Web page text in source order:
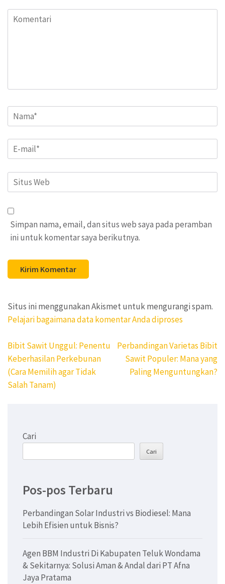
Komentari
Name*
Email*
Situs
Web
Simpan nama, email, dan situs web saya pada peramban
ini untuk komentar saya berikutnya.
Situs ini menggunakan Akismet untuk mengurangi spam.
Pelajari bagaimana data komentar Anda diproses
Navigasi
pos
Bibit Sawit Unggul: Penentu
Keberhasilan Perkebunan
(Cara Memilih agar Tidak
Salah Tanam)
Perbandingan Varietas Bibit
Sawit Populer: Mana yang
Paling Menguntungkan?
Cari
Cari
Pos-pos Terbaru
Perbandingan Solar Industri vs Biodiesel: Mana
Lebih Efisien untuk Bisnis?
Agen BBM Industri Di Kabupaten Teluk Wondama
& Sekitarnya: Solusi Aman & Andal dari PT Afna
Jaya Pratama